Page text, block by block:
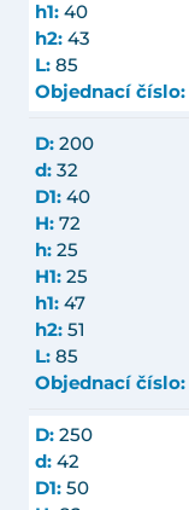
h1: 40
h2: 43
L: 85
Objednací číslo:
D: 200
d: 32
D1: 40
H: 72
h: 25
H1: 25
h1: 47
h2: 51
L: 85
Objednací číslo:
D: 250
d: 42
D1: 50